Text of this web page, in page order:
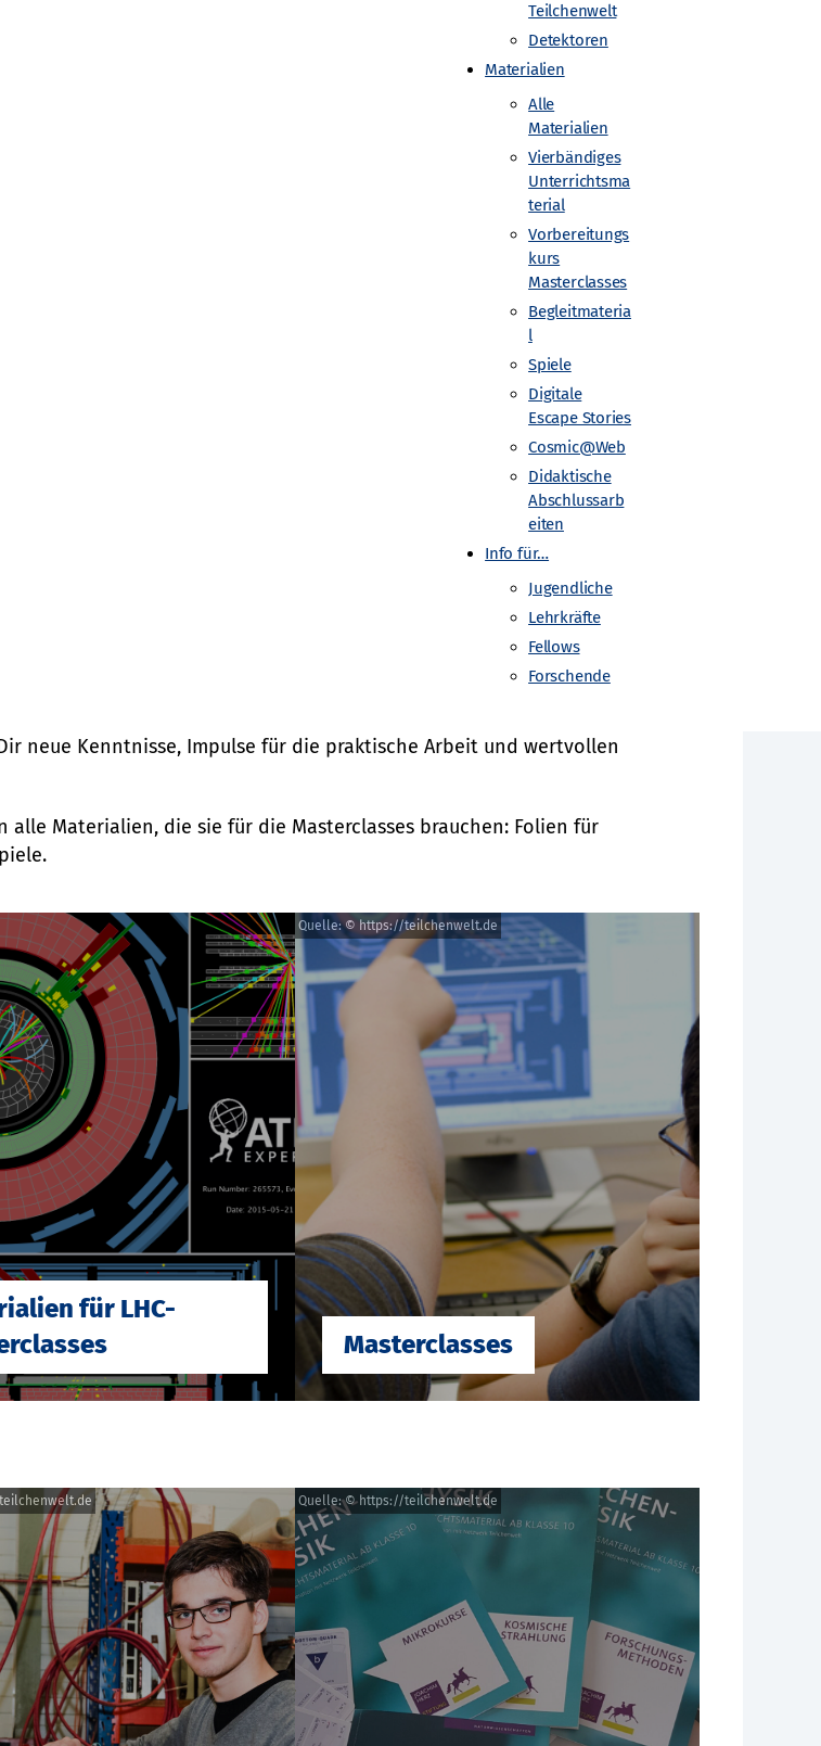
Teilchenwelt
Detektoren
Materialien
Alle
Materialien
Vierbändiges
Unterrichtsma
terial
Vorbereitungs
kurs
Masterclasses
Begleitmateria
l
Spiele
Digitale
Escape Stories
Cosmic@Web
Didaktische
Abschlussarb
eiten
Info für…
Jugendliche
Lehrkräfte
Fellows
Forschende
oder Astroteilchenphysik, zur Hadronen- oder
Dann mach mit beim
der höheren Fachsemester aus dem Fach Physik oder Lehramt Physik
den Kontakt zu Schulen her, bei denen die Vermittler:innen dann zum
Neben den Teilchenphysik-Masterclasses bieten viele Standorte auch
Forschung und Deine tägliche Arbeit geben und Jugendlichen die
Erfahrungen in der Wissenschaftskommunikation und erlebst Spaß
direkt als Vermittler:in mit Deinem Standort
neue Kenntnisse, Impulse für die praktische Arbeit und wertvollen
Materialien, die sie für die Masterclasses brauchen: Folien für
für LHC-
Quelle: © https://teilchenwelt.de
Masterclasses
Quelle: © https://teilchenwelt.de